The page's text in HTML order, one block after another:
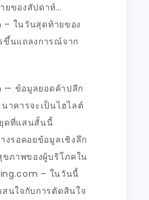
ยของสัปดาห์…
ในวันสุดท้ายของ
ขึ้นแถลงการณ์จาก
— ข้อมูลยอดค้าปลีก
าคารจะเป็นไฮไลต์
ดที่แสนสั้นนี้
งรอคอยข้อมูลเชิงลึก
ขภาพของผู้บริโภคใน
– ในวันนี้
นใจกับการตัดสินใจ